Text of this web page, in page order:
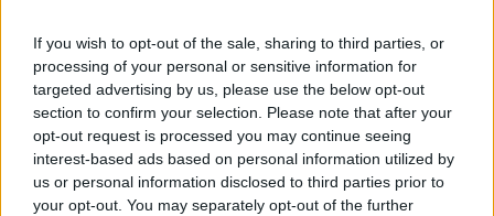
If you wish to opt-out of the sale, sharing to third parties, or
processing of your personal or sensitive information for
targeted advertising by us, please use the below opt-out
section to confirm your selection. Please note that after your
opt-out request is processed you may continue seeing
interest-based ads based on personal information utilized by
us or personal information disclosed to third parties prior to
your opt-out. You may separately opt-out of the further
Εύβοια φημίζεται για τις υπέροχες παραλίεςτης
με το χαρακτηριστικό τιρκουάζ χρώμαχάρη στο
καταπράσινο τοπίο που καθρεφτίζεται στα